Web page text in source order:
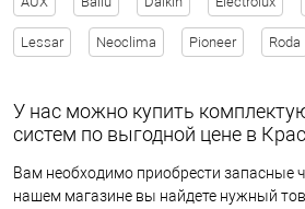
Lessar Neoclima Pioneer Roda
У нас можно купить
систем по выгодной цене в
Вам необходимо приобрести запасные
нашем магазине вы найдете нужный